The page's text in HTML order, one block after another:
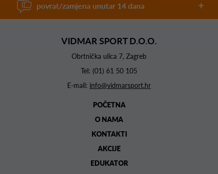
povrat/zamjena unutar 14 dana
VIDMAR SPORT D.O.O.
Obrtnička ulica 7, Zagreb
Tel: (01) 61 50 105
E-mail: info@vidmarsport.hr
POČETNA
O NAMA
KONTAKTI
AKCIJE
EDUKATOR